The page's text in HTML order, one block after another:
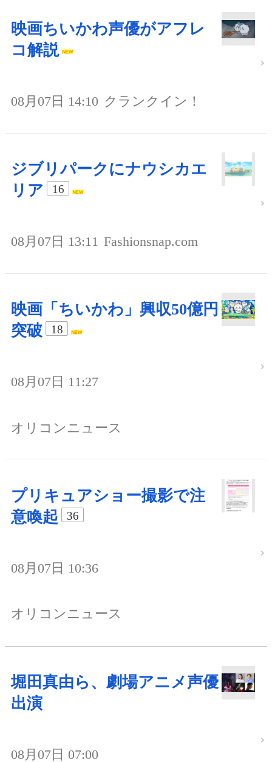
映画ちいかわ声優がアフレ
コ解説
08月07日 14:10 クランクイン！
ジブリパークにナウシカエ
リア
16
08月07日 13:11 Fashionsnap.com
映画「ちいかわ」興収50億円
突破
18
08月07日 11:27
オリコンニュース
プリキュアショー撮影で注
意喚起
36
08月07日 10:36
オリコンニュース
堀田真由ら、劇場アニメ声優
出演
08月07日 07:00